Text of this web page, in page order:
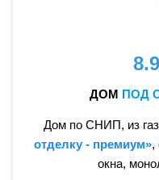
ДОМ ПОД
Дом по СНИП, из
отделку - премиум»,
окна,